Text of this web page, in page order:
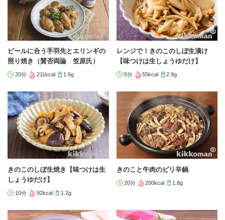
ビールに合う手羽先とエリンギの
照り焼き（賛否両論 笠原氏）
20分 211kcal 1.6g
レンジで！きのこのしぼ生漬け
【味つけは生しょうゆだけ】
5分 55kcal 2.9g
きのこのしぼ生焼き【味つけは生
しょうゆだけ】
10分 92kcal 1.2g
きのこと牛肉のピリ辛鍋
20分 200kcal 1.8g